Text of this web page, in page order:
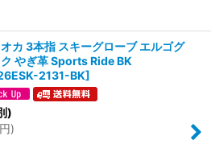
カ 3本指 スキーグローブ エルゴグ
やぎ革 Sports Ride BK
2131-BK]
)
円)